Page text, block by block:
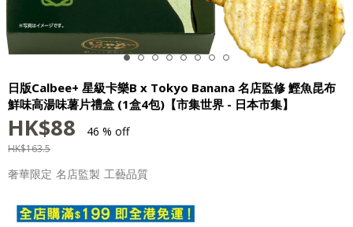
日版Calbee+ 星級卡樂B x Tokyo Banana 名店監修 鰹魚昆布
鮮味高湯味薯片禮盒 (1盒4包)【市集世界 - 日本市集】
HK$88 46 % off
HK$163.5
奢華限定 名店監製 工藝品質